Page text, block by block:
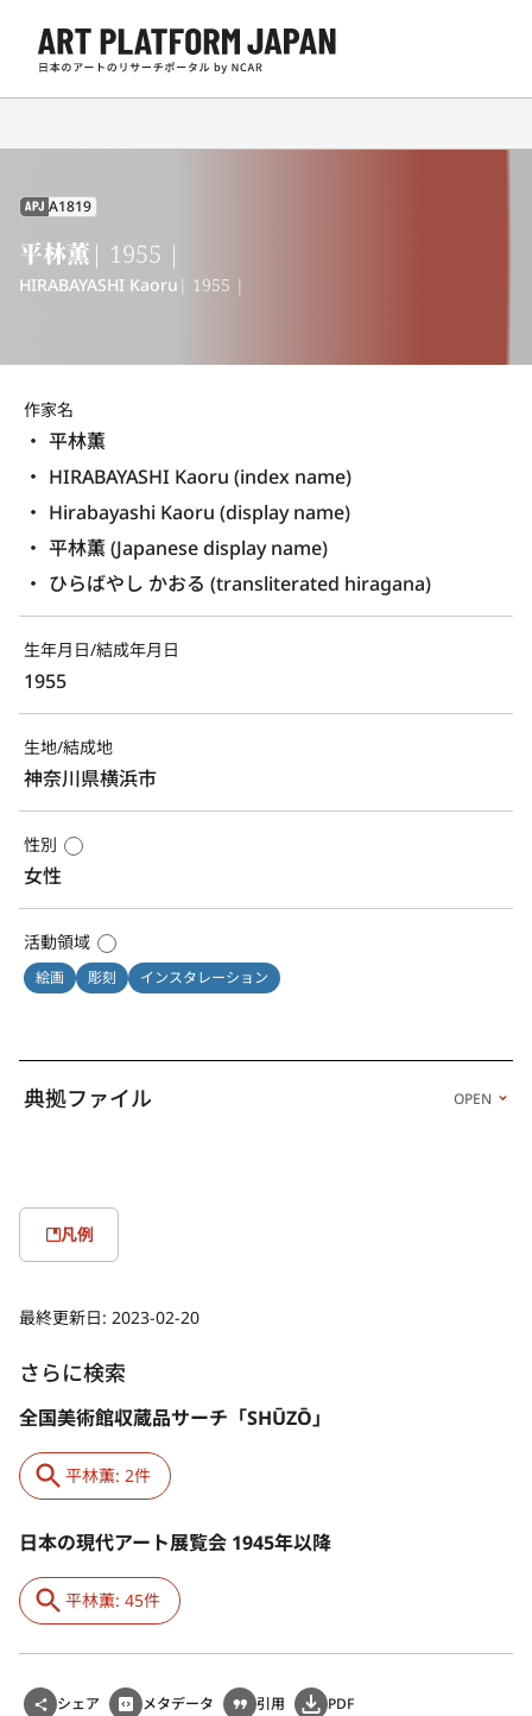
APJ A1819
平林薫 | 1955 |
HIRABAYASHI Kaoru | 1955 |
作家名
平林薫
HIRABAYASHI Kaoru (index name)
Hirabayashi Kaoru (display name)
平林薫 (Japanese display name)
ひらばやし かおる (transliterated hiragana)
生年月日/結成年月日
1955
生地/結成地
神奈川県横浜市
性別
女性
活動領域
絵画 彫刻 インスタレーション
典拠ファイル OPEN
凡例
最終更新日: 2023-02-20
さらに検索
全国美術館収蔵品サーチ「SHŪZŌ」
平林薫: 2件
日本の現代アート展覧会 1945年以降
平林薫: 45件
シェア メタデータ 引用 PDF